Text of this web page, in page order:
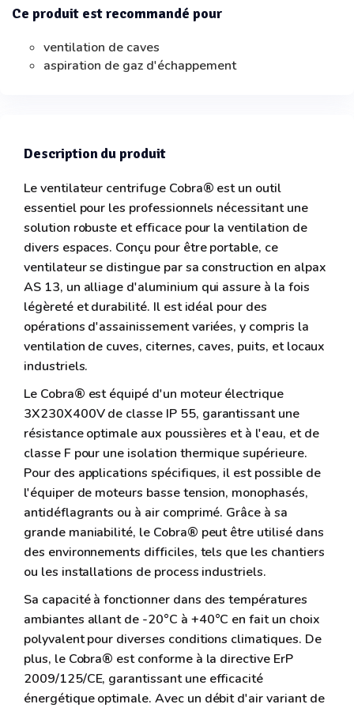
Ce produit est recommandé pour
ventilation de caves
aspiration de gaz d'échappement
Description du produit
Le ventilateur centrifuge Cobra® est un outil
essentiel pour les professionnels nécessitant une
solution robuste et efficace pour la ventilation de
divers espaces. Conçu pour être portable, ce
ventilateur se distingue par sa construction en alpax
AS 13, un alliage d'aluminium qui assure à la fois
légèreté et durabilité. Il est idéal pour des
opérations d'assainissement variées, y compris la
ventilation de cuves, citernes, caves, puits, et locaux
industriels.
Le Cobra® est équipé d'un moteur électrique
3X230X400V de classe IP 55, garantissant une
résistance optimale aux poussières et à l'eau, et de
classe F pour une isolation thermique supérieure.
Pour des applications spécifiques, il est possible de
l'équiper de moteurs basse tension, monophasés,
antidéflagrants ou à air comprimé. Grâce à sa
grande maniabilité, le Cobra® peut être utilisé dans
des environnements difficiles, tels que les chantiers
ou les installations de process industriels.
Sa capacité à fonctionner dans des températures
ambiantes allant de -20°C à +40°C en fait un choix
polyvalent pour diverses conditions climatiques. De
plus, le Cobra® est conforme à la directive ErP
2009/125/CE, garantissant une efficacité
énergétique optimale. Avec un débit d'air variant de